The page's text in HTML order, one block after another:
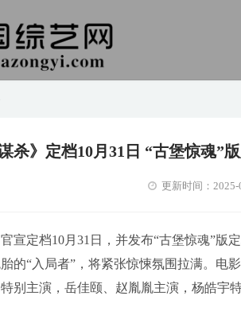
杀》定档10月31日 “古堡惊魂”
更新时间：2025-
宣定档10月31日，并发布“古堡惊魂”版
的“入局者”，将紧张惊悚氛围拉满。电
别主演，岳佳颐、赵胤胤主演，杨皓宇